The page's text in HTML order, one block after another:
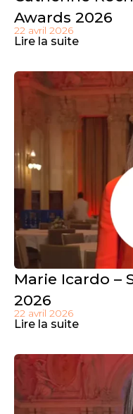
Awards 2026
22 avril 2026
Lire la suite
Marie Icardo –
2026
22 avril 2026
Lire la suite